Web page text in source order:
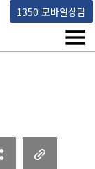
1350 모바일상담
담센터
메